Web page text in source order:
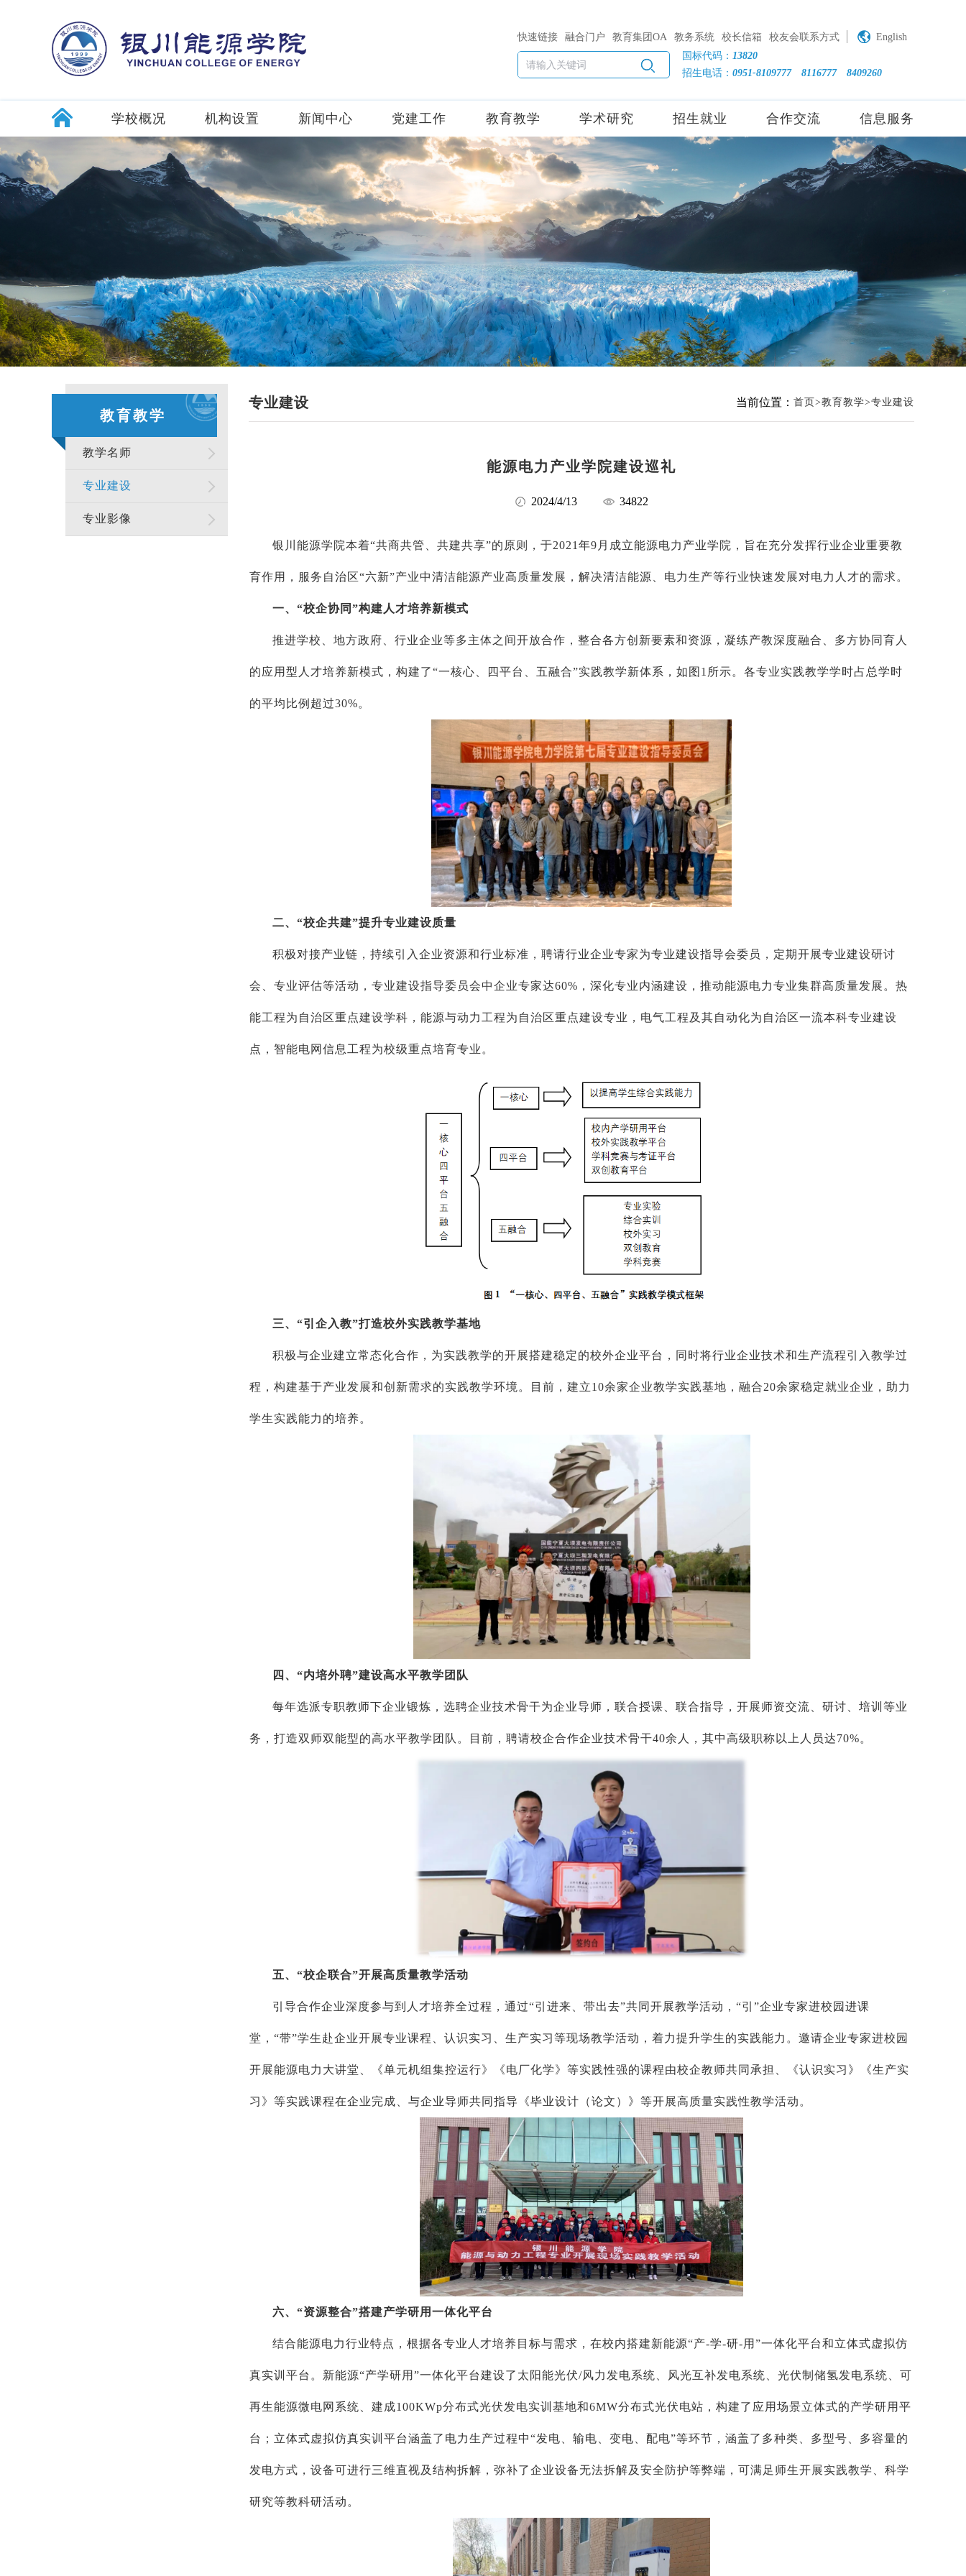
快速链接 融合门户 教育集团OA 教务系统 校长信箱 校友会联系方式
English
国标代码： 13820
招生电话： 0951-8109777 8116777 8409260
学校概况 机构设置 新闻中心 党建工作 教育教学 学术研究 招生就业 合作交流 信息服务
教育教学
教学名师
专业建设
专业影像
专业建设 当前位置： 首页 教育教学 专业建设
能源电力产业学院建设巡礼
2024/4/13 34822
银川能源学院本着“共商共管、共建共享”的原则，于2021年9月成立能源电力产业学院，旨在充分发挥行业企业重要教
育作用，服务自治区“六新”产业中清洁能源产业高质量发展，解决清洁能源、电力生产等行业快速发展对电力人才的需求。
一、“校企协同”构建人才培养新模式
推进学校、地方政府、行业企业等多主体之间开放合作，整合各方创新要素和资源，凝练产教深度融合、多方协同育人
的应用型人才培养新模式，构建了“一核心、四平台、五融合”实践教学新体系，如图1所示。各专业实践教学学时占总学时
的平均比例超过30%。
二、“校企共建”提升专业建设质量
积极对接产业链，持续引入企业资源和行业标准，聘请行业企业专家为专业建设指导会委员，定期开展专业建设研讨
会、专业评估等活动，专业建设指导委员会中企业专家达60%，深化专业内涵建设，推动能源电力专业集群高质量发展。热
能工程为自治区重点建设学科，能源与动力工程为自治区重点建设专业，电气工程及其自动化为自治区一流本科专业建设
点，智能电网信息工程为校级重点培育专业。
三、“引企入教”打造校外实践教学基地
积极与企业建立常态化合作，为实践教学的开展搭建稳定的校外企业平台，同时将行业企业技术和生产流程引入教学过
程，构建基于产业发展和创新需求的实践教学环境。目前，建立10余家企业教学实践基地，融合20余家稳定就业企业，助力
学生实践能力的培养。
四、“内培外聘”建设高水平教学团队
每年选派专职教师下企业锻炼，选聘企业技术骨干为企业导师，联合授课、联合指导，开展师资交流、研讨、培训等业
务，打造双师双能型的高水平教学团队。目前，聘请校企合作企业技术骨干40余人，其中高级职称以上人员达70%。
五、“校企联合”开展高质量教学活动
引导合作企业深度参与到人才培养全过程，通过“引进来、带出去”共同开展教学活动，“引”企业专家进校园进课
堂，“带”学生赴企业开展专业课程、认识实习、生产实习等现场教学活动，着力提升学生的实践能力。邀请企业专家进校园
开展能源电力大讲堂、《单元机组集控运行》《电厂化学》等实践性强的课程由校企教师共同承担、《认识实习》《生产实
习》等实践课程在企业完成、与企业导师共同指导《毕业设计（论文）》等开展高质量实践性教学活动。
六、“资源整合”搭建产学研用一体化平台
结合能源电力行业特点，根据各专业人才培养目标与需求，在校内搭建新能源“产-学-研-用”一体化平台和立体式虚拟仿
真实训平台。新能源“产学研用”一体化平台建设了太阳能光伏/风力发电系统、风光互补发电系统、光伏制储氢发电系统、可
再生能源微电网系统、建成100KWp分布式光伏发电实训基地和6MW分布式光伏电站，构建了应用场景立体式的产学研用平
台；立体式虚拟仿真实训平台涵盖了电力生产过程中“发电、输电、变电、配电”等环节，涵盖了多种类、多型号、多容量的
发电方式，设备可进行三维直视及结构拆解，弥补了企业设备无法拆解及安全防护等弊端，可满足师生开展实践教学、科学
研究等教科研活动。